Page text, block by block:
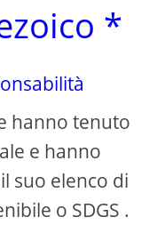
*
hanno tenuto
e hanno
suo elenco di
o SDGS .